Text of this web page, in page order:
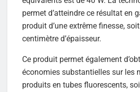
permet d’atteindre ce résultat en
produit d’une extrême finesse,
centimètre d’épaisseur.
Ce produit permet également
économies substantielles sur les
produits en tubes fluorescents,